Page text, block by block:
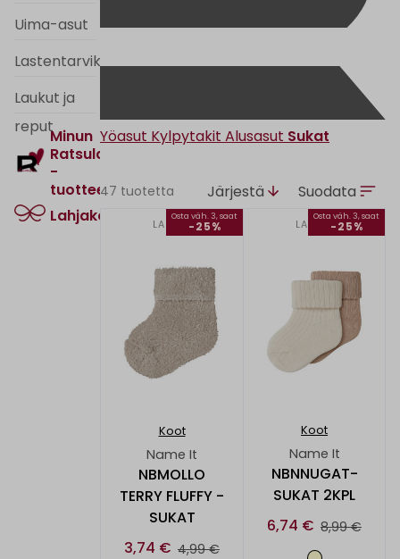
Uima-asut
Lastentarvikkeet
Laukut ja
reputMinun
Ratsula
-
tuotteet
Lahjakortti
Yöasut Kylpytakit Alusasut Sukat
47 tuotetta Järjestä Suodata
LAPSET
Osta väh. 3, saat
-25%
Koot
Name It
NBMOLLO
TERRY FLUFFY -
SUKAT
3,74 € 4,99 €
LAPSET
Osta väh. 3, saat
-25%
Koot
Name It
NBNNUGAT-
SUKAT 2KPL
6,74 € 8,99 €